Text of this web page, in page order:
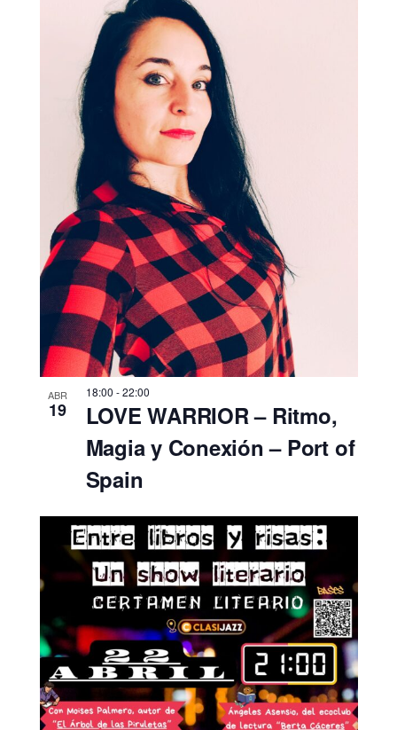
ABR
19
18:00 -22:00
LOVE WARRIOR – Ritmo,
Magia y Conexión – Port of
Spain